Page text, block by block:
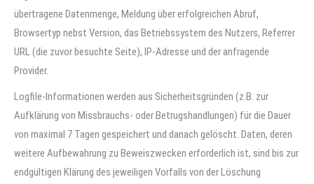
übertragene Datenmenge, Meldung über erfolgreichen Abruf,
Browsertyp nebst Version, das Betriebssystem des Nutzers, Referrer
URL (die zuvor besuchte Seite), IP-Adresse und der anfragende
Provider.
Logfile-Informationen werden aus Sicherheitsgründen (z.B. zur
Aufklärung von Missbrauchs- oder Betrugshandlungen) für die Dauer
von maximal 7 Tagen gespeichert und danach gelöscht. Daten, deren
weitere Aufbewahrung zu Beweiszwecken erforderlich ist, sind bis zur
endgültigen Klärung des jeweiligen Vorfalls von der Löschung